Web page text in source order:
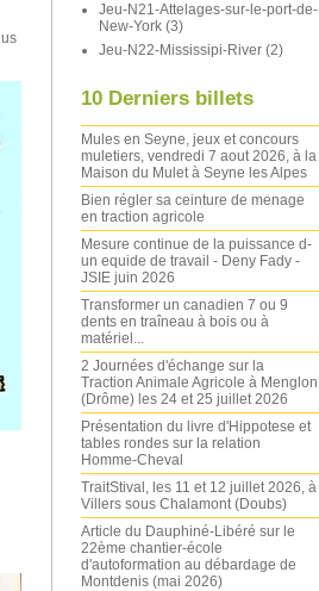
Jeu-N21-Attelages-sur-le-port-de-
New-York (3)
Jeu-N22-Mississipi-River (2)
10 Derniers billets
Mules en Seyne, jeux et concours
muletiers, vendredi 7 aout 2026, à la
Maison du Mulet à Seyne les Alpes
Bien régler sa ceinture de menage
en traction agricole
Mesure continue de la puissance d-
un equide de travail - Deny Fady -
JSIE juin 2026
Transformer un canadien 7 ou 9
dents en traîneau à bois ou à
matériel...
2 Journées d'échange sur la
Traction Animale Agricole à Menglon
(Drôme) les 24 et 25 juillet 2026
Présentation du livre d'Hippotese et
tables rondes sur la relation
Homme-Cheval
TraitStival, les 11 et 12 juillet 2026, à
Villers sous Chalamont (Doubs)
Article du Dauphiné-Libéré sur le
22ème chantier-école
d'autoformation au débardage de
Montdenis (mai 2026)